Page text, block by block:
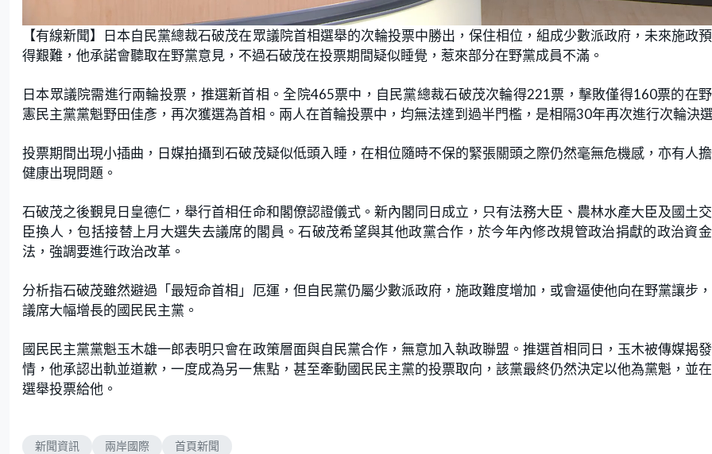
n
m
u
e
a
d
d
:
1
5
%
【有線新聞】日本自民黨總裁石破茂在眾議院首相選舉的次輪投票中勝出，保住相位，組成少數派政府，未來施政
得艱難，他承諾會聽取在野黨意見，不過石破茂在投票期間疑似睡覺，惹來部分在野黨成員不滿。
日本眾議院需進行兩輪投票，推選新首相。全院465票中，自民黨總裁石破茂次輪得221票，擊敗僅得160票的在
憲民主黨黨魁野田佳彥，再次獲選為首相。兩人在首輪投票中，均無法達到過半門檻，是相隔30年再次進行次輪決
投票期間出現小插曲，日媒拍攝到石破茂疑似低頭入睡，在相位隨時不保的緊張關頭之際仍然毫無危機感，亦有人
健康出現問題。
石破茂之後覲見日皇德仁，舉行首相任命和閣僚認證儀式。新內閣同日成立，只有法務大臣、農林水產大臣及國土
臣換人，包括接替上月大選失去議席的閣員。石破茂希望與其他政黨合作，於今年內修改規管政治捐獻的政治資
法，強調要進行政治改革。
分析指石破茂雖然避過「最短命首相」厄運，但自民黨仍屬少數派政府，施政難度增加，或會逼使他向在野黨讓步
議席大幅增長的國民民主黨。
國民民主黨黨魁玉木雄一郎表明只會在政策層面與自民黨合作，無意加入執政聯盟。推選首相同日，玉木被傳媒揭
情，他承認出軌並道歉，一度成為另一焦點，甚至牽動國民民主黨的投票取向，該黨最終仍然決定以他為黨魁，並
選舉投票給他。
新聞資訊 兩岸國際 首頁新聞